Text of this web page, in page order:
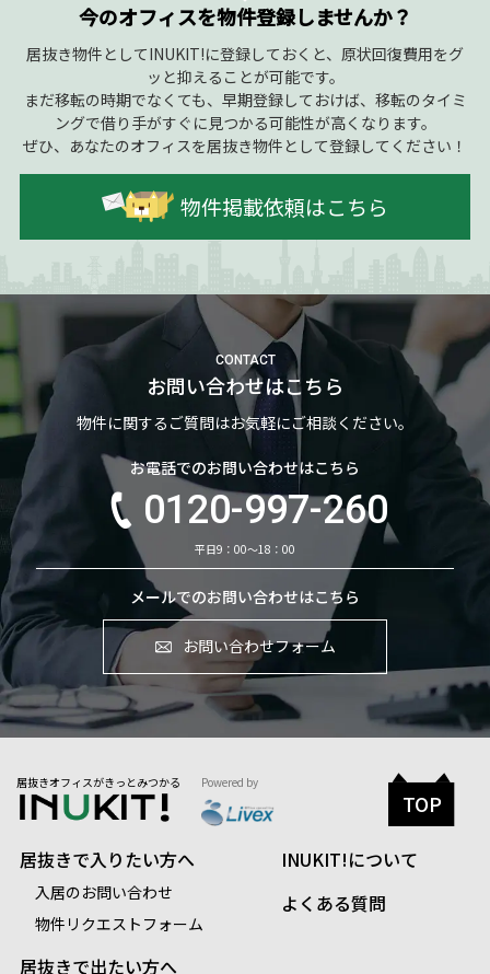
今のオフィスを物件登録しませんか？
居抜き物件としてINUKIT!に登録しておくと、原状回復費用をグ
ッと抑えることが可能です。
まだ移転の時期でなくても、早期登録しておけば、移転のタイミ
ングで借り手がすぐに見つかる可能性が高くなります。
ぜひ、あなたのオフィスを居抜き物件として登録してください！
物件掲載依頼はこちら
CONTACT
お問い合わせはこちら
物件に関するご質問はお気軽にご相談ください。
お電話でのお問い合わせはこちら
0120-997-260
平日9：00～18：00
メールでのお問い合わせはこちら
お問い合わせフォーム
居抜きオフィスがきっとみつかる Powered by
居抜きで入りたい方へ
入居のお問い合わせ
物件リクエストフォーム
居抜きで出たい方へ
INUKIT!について
よくある質問
TOP